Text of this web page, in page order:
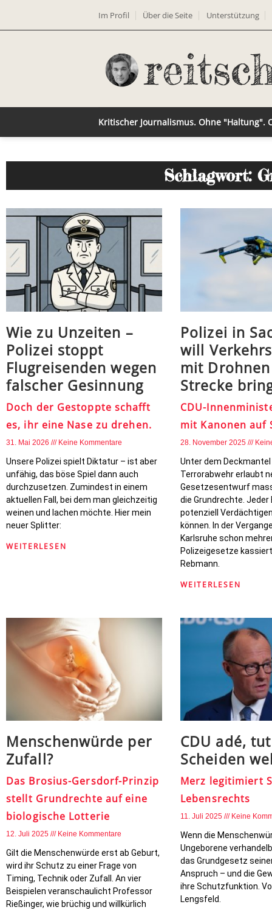
Im Profil Über die Seite Unterstützung
Kritischer Journalismus. Ohne "Haltung".
Schlagwort:
Wie zu Unzeiten –
Polizei stoppt
Flugreisenden wegen
falscher Gesinnung
Doch der Gestoppte schafft
es, ihr eine Nase zu drehen.
31. Mai 2026 Keine Kommentare
Unsere Polizei spielt Diktatur – ist aber
unfähig, das böse Spiel dann auch
durchzusetzen. Zumindest in einem
aktuellen Fall, bei dem man gleichzeitig
weinen und lachen möchte. Hier mein
neuer Splitter:
WEITERLESEN
Polizei in
will
mit
Strecke
CDU-
mit Kanonen auf
28. November 2025
Unter dem Deckmantel
Terrorabwehr erlaubt
Gesetzesentwurf
die Grundrechte. Jeder
potenziell
können. In der
Karlsruhe schon
Polizeigesetze
Rebmann.
WEITERLESEN
Menschenwürde per
Zufall?
Das Brosius-Gersdorf-Prinzip
stellt Grundrechte auf eine
biologische Lotterie
12. Juli 2025 Keine Kommentare
Gilt die Menschenwürde erst ab Geburt,
wird ihr Schutz zu einer Frage von
Timing, Technik oder Zufall. An vier
Beispielen veranschaulicht Professor
Rießinger, wie brüchig und willkürlich
CDU adé, tut
Scheiden
Merz legitimiert
Lebensrechts
11. Juli 2025 Keine
Wenn die
Ungeborene
das Grundgesetz
Anspruch – und die
ihre Schutzfunktion.
Lengsfeld.